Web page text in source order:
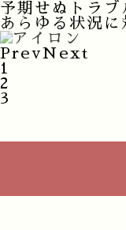
予期せぬトラブ
あらゆる状況に
Prev Next
1
2
3